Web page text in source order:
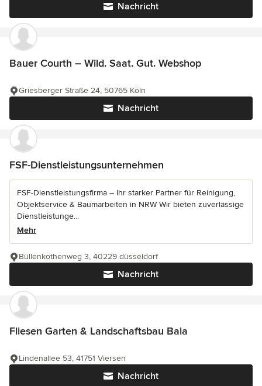
Nachricht
Bauer Courth – Wild. Saat. Gut. Webshop
Nachricht
Griesberger Straße 24, 50765 Köln
FSF-Dienstleistungsunternehmen
FSF-Dienstleistungsfirma – Ihr starker Partner für Reinigung,
Objektservice & Baumarbeiten in NRW Wir bieten zuverlässige
Dienstleistunge...
Mehr
Nachricht
Büllenkothenweg 3, 40229 düsseldorf
Fliesen Garten & Landschaftsbau Bala
Nachricht
Lindenallee 53, 41751 Viersen